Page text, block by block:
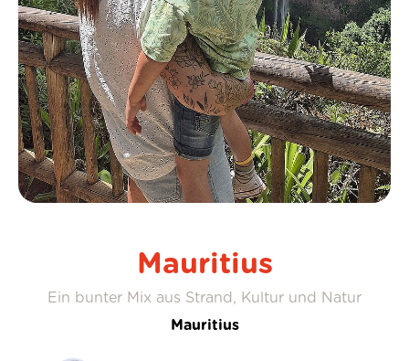
Mauritius
Ein bunter Mix aus Strand, Kultur und Natur
Mauritius